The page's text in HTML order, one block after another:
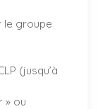
le groupe
(jusqu’à
» ou